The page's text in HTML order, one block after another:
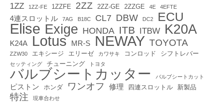
1ZZ 1ZZ-FE 1ZZFE 2ZZ 2ZZ-GE 2ZZGE 4E 4EFTE
4連スロットル 7AG B18C CL7 DBW DC2 ECU
Elise Exige HONDA ITB ITBW K20A
K24A Lotus MR-S NEWAY TOYOTA
ZZW30 エキシージ エリーゼ カワサキ コンロッド シフトレバー
セッティング チューニング トヨタ
バルブシートカッター バルブシートカット
ピストン ホンダ ワンオフ 修理 四連スロットル 新製品
特注 現車合わせ